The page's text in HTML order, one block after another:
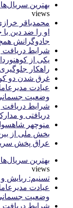
بهترین
views
محمدباقر
او را ضد دین
جادوگرانش
شرایط دریافت وام
یکی از
راهکار
غرق شدن دو
عیادت
وضعیت
دریافتی و
بخش ملی از
عراق پخش
بهترین
views
تسنیم: ربایش
عیادت
وضعیت
شرایط دریافت وام